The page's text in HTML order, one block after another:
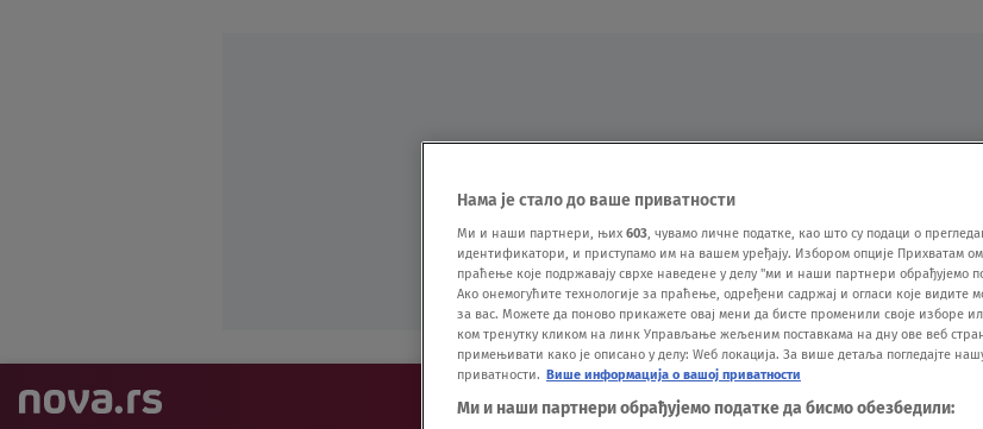
NAJNOVIJE VESTI SHOW SPORT VIDEO NOVA
Нама је стало до ваше приватности
Ми и наши партнери, њих 603, чувамо личне податке, као што су подаци о
идентификатори, и приступамо им на вашем уређају. Избором опције Прихватам
праћење које подржавају сврхе наведене у делу "ми и наши партнери обрађујемо
Ако онемогућите технологије за праћење, одређени садржај и огласи које видите
за вас. Можете да поново прикажете овај мени да бисте променили своје изборе
ком тренутку кликом на линк Управљање жељеним поставкама на дну ове веб
примењивати како је описано у делу: Wеб локација. За више детаља погледајте
приватности. Више информација о вашој приватности
Ми и наши партнери обрађујемо податке да бисмо обезбедили: